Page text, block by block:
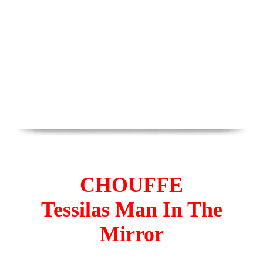
CHOUFFE
Tessilas Man In The
Mirror